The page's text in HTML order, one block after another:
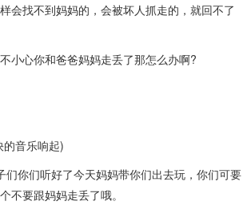
找不到妈妈的，会被坏人抓走的，就回不了
心你和爸爸妈妈走丢了那怎么办啊?
音乐响起)
你们听好了今天妈妈带你们出去玩，你们可要
不要跟妈妈走丢了哦。